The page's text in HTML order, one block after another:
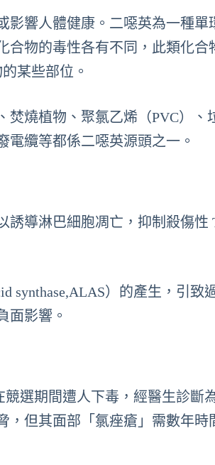
響人體健康。二噁英為一種單
合物的毒性各有不同，此類化合
某些部位。
燒植物、聚氯乙烯（PVC）、
纜等都係二噁英源頭之一。
導淋巴細胞凋亡，抑制殺傷性
synthase,ALAS）的產生，引致
面影響。
競選期間遭人下毒，經醫生診斷
但其面部「氯痤瘡」需數年時